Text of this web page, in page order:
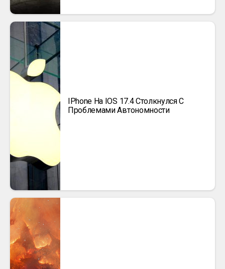
IPhone На IOS 17.4 Столкнулся С
Проблемами Автономности